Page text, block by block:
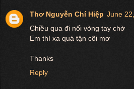
Thơ Nguyễn Chí Hiệp June
Chiều qua đi nối vòng tay chờ
Em thì xa quá tận cõi mơ
Thanks
Reply